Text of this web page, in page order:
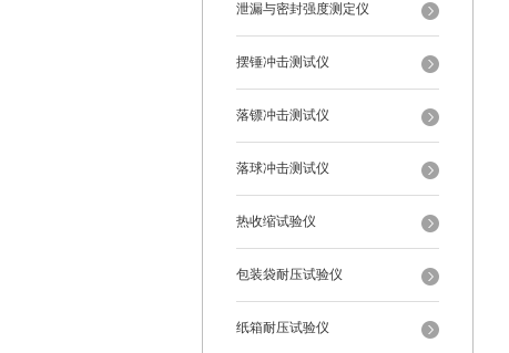
泄漏与密封强度测定仪
摆锤冲击测试仪
落镖冲击测试仪
落球冲击测试仪
热收缩试验仪
包装袋耐压试验仪
纸箱耐压试验仪